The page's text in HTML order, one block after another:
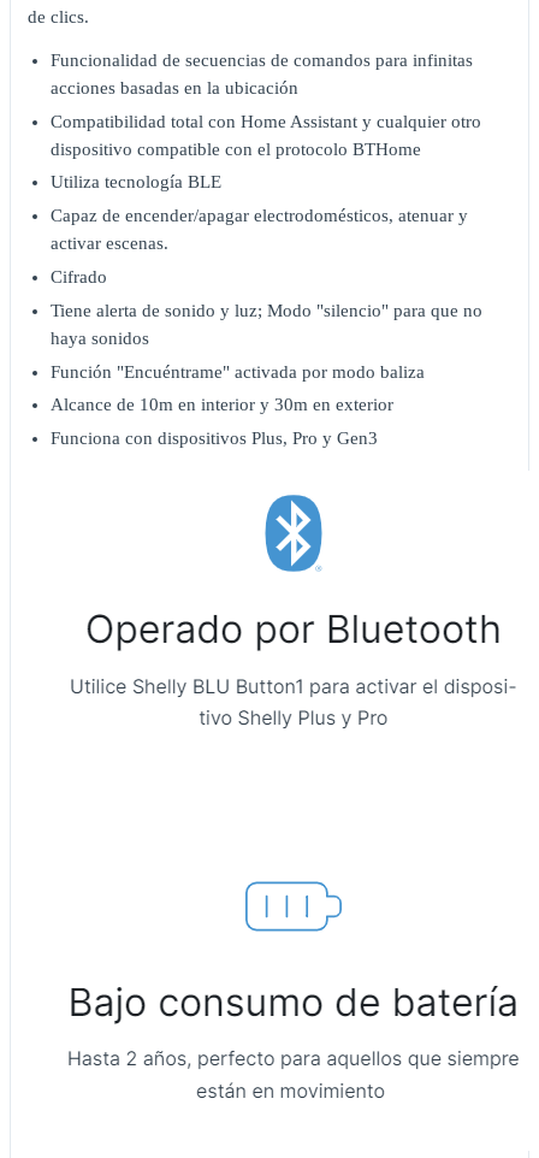
de clics.
Funcionalidad de secuencias de comandos para infinitas
acciones basadas en la ubicación
Compatibilidad total con Home Assistant y cualquier otro
dispositivo compatible con el protocolo BTHome
Utiliza tecnología BLE
Capaz de encender/apagar electrodomésticos, atenuar y
activar escenas.
Cifrado
Tiene alerta de sonido y luz; Modo "silencio" para que no
haya sonidos
Función "Encuéntrame" activada por modo baliza
Alcance de 10m en interior y 30m en exterior
Funciona con dispositivos Plus, Pro y Gen3